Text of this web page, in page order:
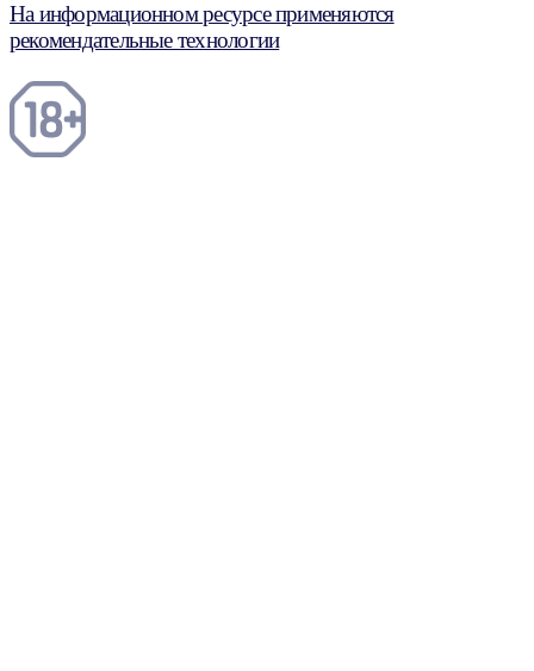
На информационном ресурсе применяются
рекомендательные технологии